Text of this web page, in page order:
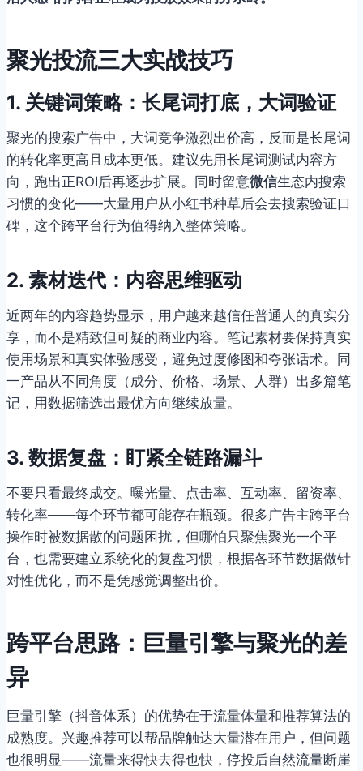
聚光投流三大实战技巧
1. 关键词策略：长尾词打底，大词验证
聚光的搜索广告中，大词竞争激烈出价高，反而是长尾词
的转化率更高且成本更低。建议先用长尾词测试内容方
向，跑出正ROI后再逐步扩展。同时留意微信生态内搜索
习惯的变化——大量用户从小红书种草后会去搜索验证口
碑，这个跨平台行为值得纳入整体策略。
2. 素材迭代：内容思维驱动
近两年的内容趋势显示，用户越来越信任普通人的真实分
享，而不是精致但可疑的商业内容。笔记素材要保持真实
使用场景和真实体验感受，避免过度修图和夸张话术。同
一产品从不同角度（成分、价格、场景、人群）出多篇笔
记，用数据筛选出最优方向继续放量。
3. 数据复盘：盯紧全链路漏斗
不要只看最终成交。曝光量、点击率、互动率、留资率、
转化率——每个环节都可能存在瓶颈。很多广告主跨平台
操作时被数据散的问题困扰，但哪怕只聚焦聚光一个平
台，也需要建立系统化的复盘习惯，根据各环节数据做针
对性优化，而不是凭感觉调整出价。
跨平台思路：巨量引擎与聚光的差
异
巨量引擎（抖音体系）的优势在于流量体量和推荐算法的
成熟度。兴趣推荐可以帮品牌触达大量潜在用户，但问题
也很明显——流量来得快去得也快，停投后自然流量断崖